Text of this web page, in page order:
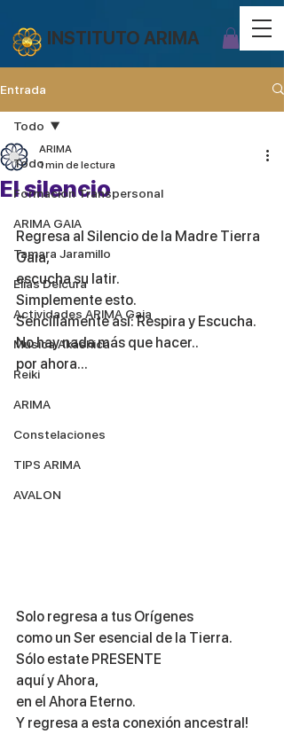
INSTITUTO ARIMA
Entrada
Todo
Formación Transpersonal
ARIMA GAIA
Tamara Jaramillo
Elías Delcura
Actividades ARIMA Gaia
Música Akáshica
Reiki
ARIMA
Constelaciones
TIPS ARIMA
AVALON
Todo
El silencio
ARIMA
1 min de lectura
Regresa al Silencio de la Madre Tierra
Gaia,
escucha su latir.
Simplemente esto.
Sencillamente así: Respira y Escucha.
No hay nada más que hacer..
por ahora...
Solo regresa a tus Orígenes
como un Ser esencial de la Tierra.
Sólo estate PRESENTE
aquí y Ahora,
en el Ahora Eterno.
Y regresa a esta conexión ancestral!